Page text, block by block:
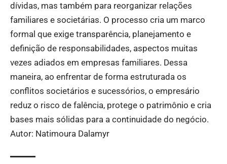
dívidas, mas também para reorganizar relações
familiares e societárias. O processo cria um marco
formal que exige transparência, planejamento e
definição de responsabilidades, aspectos muitas
vezes adiados em empresas familiares. Dessa
maneira, ao enfrentar de forma estruturada os
conflitos societários e sucessórios, o empresário
reduz o risco de falência, protege o patrimônio e cria
bases mais sólidas para a continuidade do negócio.
Autor: Natimoura Dalamyr